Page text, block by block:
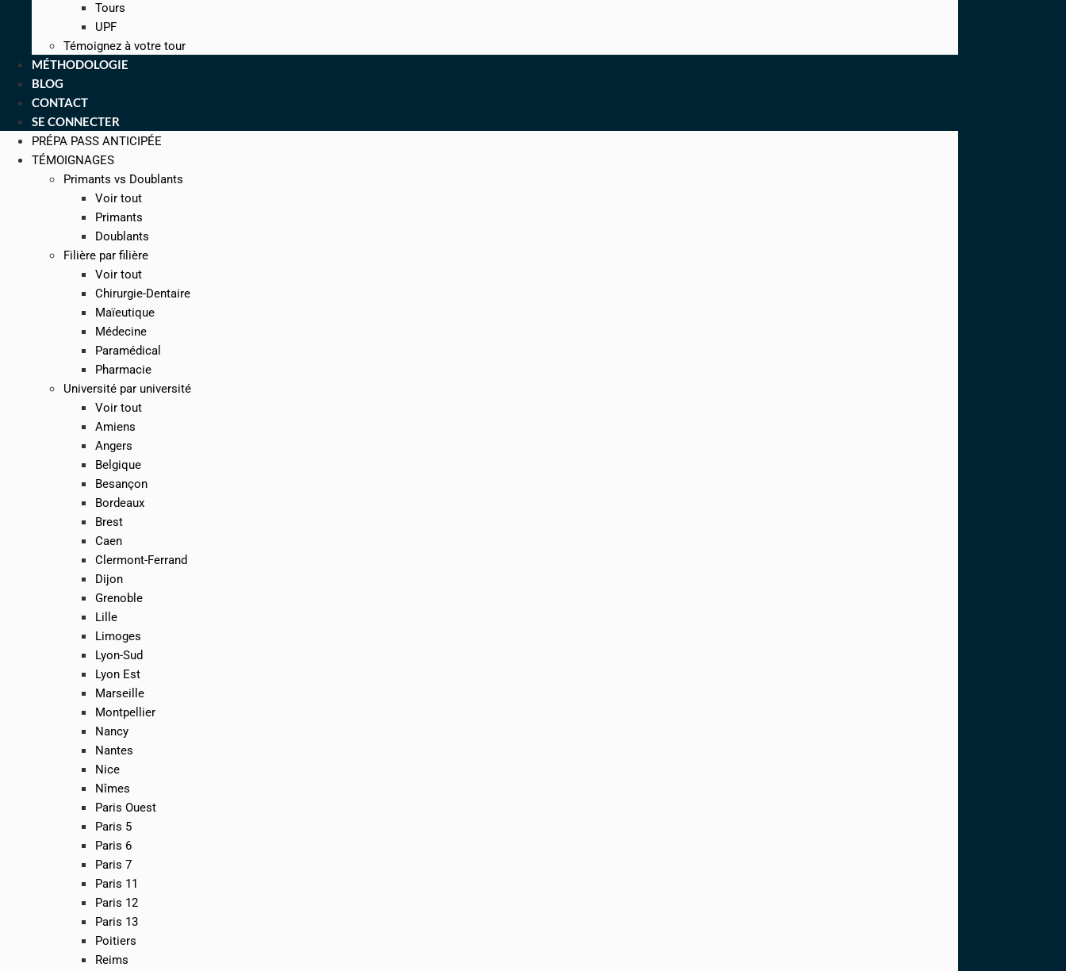
Tours
UPF
Témoignez à votre tour
MÉTHODOLOGIE
BLOG
CONTACT
SE CONNECTER
PRÉPA PASS ANTICIPÉE
TÉMOIGNAGES
Primants vs Doublants
Voir tout
Primants
Doublants
Filière par filière
Voir tout
Chirurgie-Dentaire
Maïeutique
Médecine
Paramédical
Pharmacie
Université par université
Voir tout
Amiens
Angers
Belgique
Besançon
Bordeaux
Brest
Caen
Clermont-Ferrand
Dijon
Grenoble
Lille
Limoges
Lyon-Sud
Lyon Est
Marseille
Montpellier
Nancy
Nantes
Nice
Nîmes
Paris Ouest
Paris 5
Paris 6
Paris 7
Paris 11
Paris 12
Paris 13
Poitiers
Reims